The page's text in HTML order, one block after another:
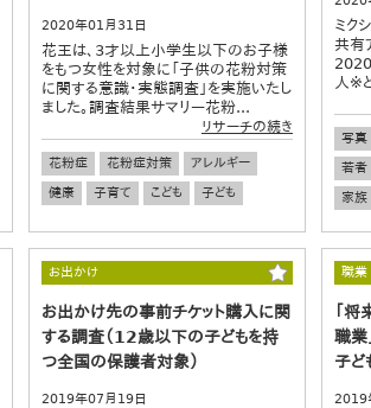
2020年01月31日
花王は、3才以上小学生以下のお子様
をもつ女性を対象に「子供の花粉対策
に関する意識・実態調査」を実施いたし
ました。調査結果サマリー花粉...
リサーチの続き
花粉症 花粉症対策
アレルギー
健康
子育て こども 子ども
ミク
共有
人※
写真
若者
家族
お出かけ
お出かけ先の事前チケット購入に関
する調査（12歳以下の子どもを持
つ全国の保護者対象）
2019年07月19日
職業
「
職業
子ど
2019